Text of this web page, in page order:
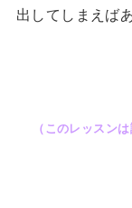
出してしまえば
（このレッスン